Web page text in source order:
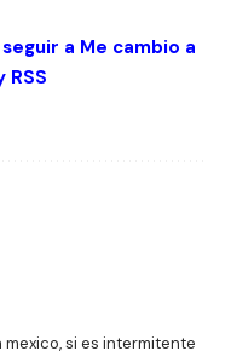
a Me cambio a
RSS
si es intermitente